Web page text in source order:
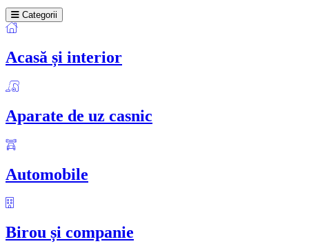
Categorii
Acasă și interior
Aparate de uz casnic
Automobile
Birou și companie